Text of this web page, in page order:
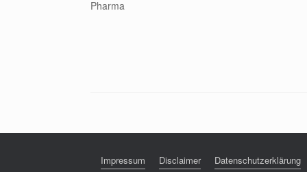
Pharma
Impressum Disclaimer Datenschutzerklärung